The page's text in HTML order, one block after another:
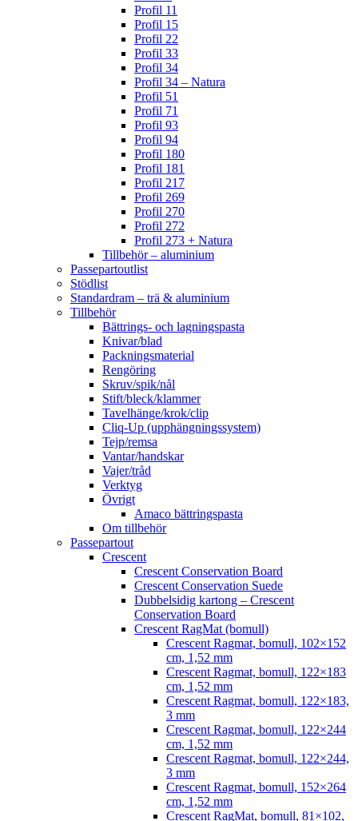
Profil 11
Profil 15
Profil 22
Profil 33
Profil 34
Profil 34 – Natura
Profil 51
Profil 71
Profil 93
Profil 94
Profil 180
Profil 181
Profil 217
Profil 269
Profil 270
Profil 272
Profil 273 + Natura
Tillbehör – aluminium
Passepartoutlist
Stödlist
Standardram – trä & aluminium
Tillbehör
Bättrings- och lagningspasta
Knivar/blad
Packningsmaterial
Rengöring
Skruv/spik/nål
Stift/bleck/klammer
Tavelhänge/krok/clip
Cliq-Up (upphängningssystem)
Tejp/remsa
Vantar/handskar
Vajer/tråd
Verktyg
Övrigt
Amaco bättringspasta
Om tillbehör
Passepartout
Crescent
Crescent Conservation Board
Crescent Conservation Suede
Dubbelsidig kartong – Crescent
Conservation Board
Crescent RagMat (bomull)
Crescent Ragmat, bomull, 102×152
cm, 1,52 mm
Crescent Ragmat, bomull, 122×183
cm, 1,52 mm
Crescent Ragmat, bomull, 122×183,
3 mm
Crescent Ragmat, bomull, 122×244
cm, 1,52 mm
Crescent Ragmat, bomull, 122×244,
3 mm
Crescent Ragmat, bomull, 152×264
cm, 1,52 mm
Crescent RagMat, bomull, 81×102,